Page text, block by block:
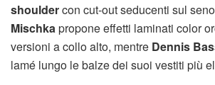
shouldercon cut-out seducenti sul
Mischkapropone effetti laminati color
versioni a collo alto, mentre Dennis
lamé lungo le balze dei suoi vestiti più